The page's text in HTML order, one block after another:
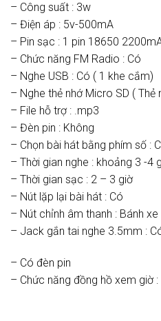
– Công suất : 3w
– Điện áp : 5v-500mA
– Pin sạc : 1 pin 18650
– Chức năng FM Radio : Có
– Nghe USB : Có ( 1 khe cắm)
– Nghe thẻ nhớ Micro SD ( Thẻ
– File hỗ trợ : .mp3
– Đèn pin : Không
– Chọn bài hát bằng phím số :
– Thời gian nghe : khoảng 3 -4
– Thời gian sạc : 2 – 3 giờ
– Nút lặp lại bài hát : Có
– Nút chỉnh âm thanh : Bánh xe
– Jack gắn tai nghe 3.5mm :
– Có đèn pin
– Chức năng đồng hồ xem giờ :